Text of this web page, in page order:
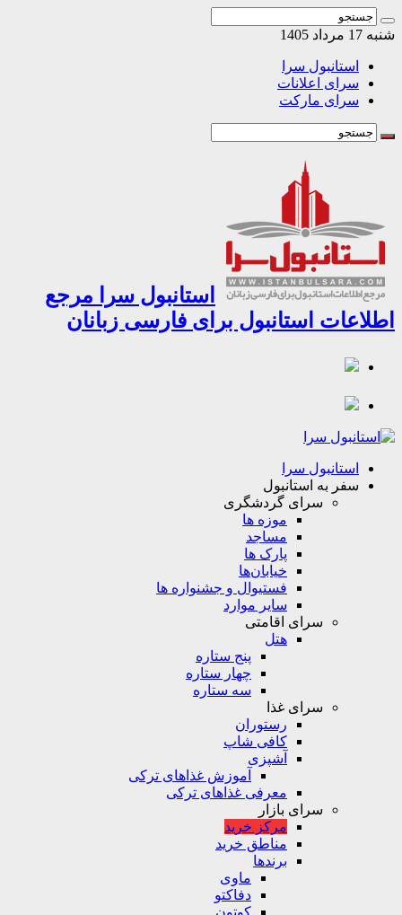
1405
استانبول سرا
سرای اعلانات
سرای مارکت
استانبول سرا مرجع
استانبول برای فارسی زبانان
استانبول سرا
سفر به استانبول
سرای گردشگری
موزه ها
مساجد
پارک ها
خیابان‌ها
فستیوال و جشنواره ها
سایر موارد
سرای اقامتی
هتل
پنج ستاره
چهار ستاره
سه ستاره
سرای غذا
رستوران
کافی شاپ
آشپزی
آموزش غذاهای ترکی
معرفی غذاهای ترکی
سرای بازار
مرکز خرید
مناطق خرید
برندها
ماوی
دفاکتو
کوتون